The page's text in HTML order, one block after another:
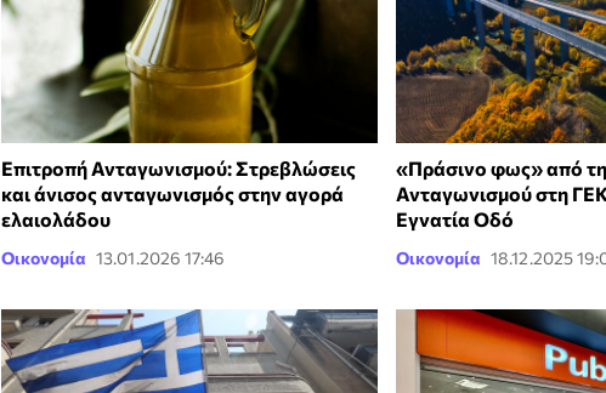
Επιτροπή Ανταγωνισμού: Στρεβλώσεις
και άνισος ανταγωνισμός στην αγορά
ελαιολάδου
Οικονομία 13.01.2026 17:46
«Πράσινο φως» από
Ανταγωνισμού στη
Εγνατία Οδό
Οικονομία 18.12.2025